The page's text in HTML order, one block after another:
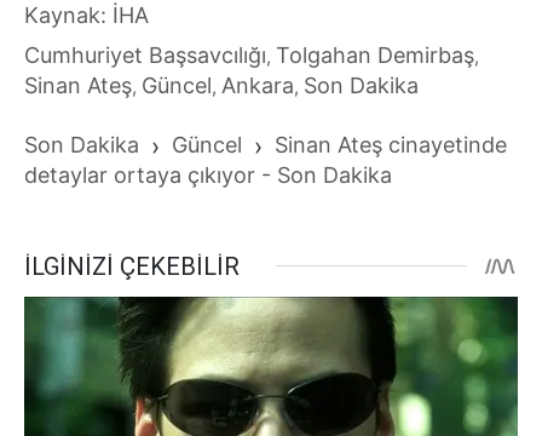
Kaynak: İHA
Cumhuriyet Başsavcılığı, Tolgahan Demirbaş,
Sinan Ateş, Güncel, Ankara, Son Dakika
Son Dakika › Güncel › Sinan Ateş cinayetinde
detaylar ortaya çıkıyor - Son Dakika